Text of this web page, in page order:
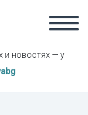
и новостях — у